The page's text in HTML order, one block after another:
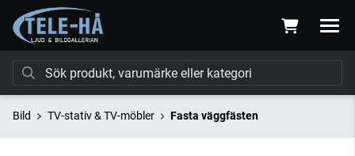
Bild TV-stativ & TV-möbler Fasta väggfästen